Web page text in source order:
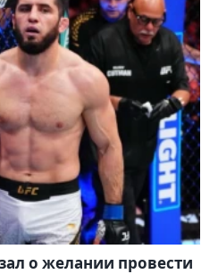
о желании провести